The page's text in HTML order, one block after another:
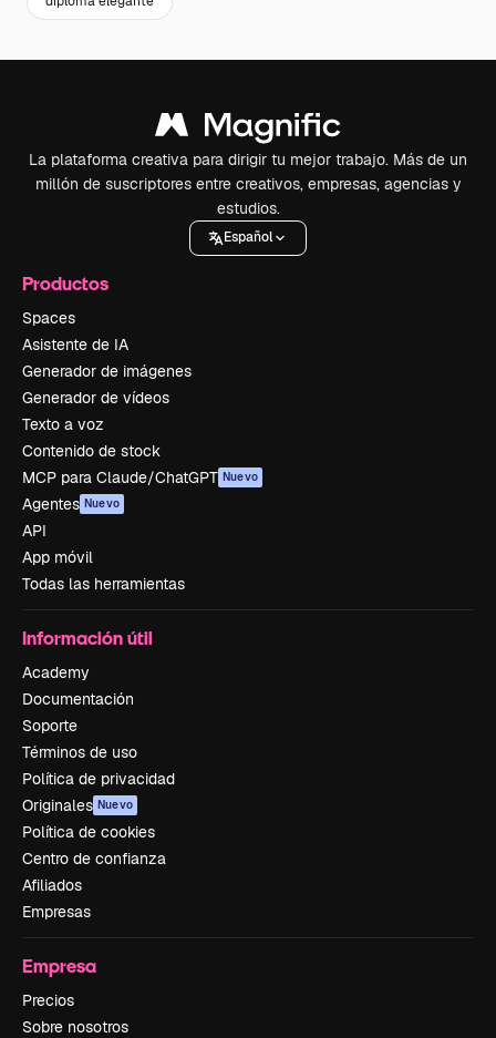
La plataforma creativa para dirigir tu mejor trabajo. Más de un
millón de suscriptores entre creativos, empresas, agencias y
estudios.
Español
Productos
Spaces
Asistente de IA
Generador de imágenes
Generador de vídeos
Texto a voz
Contenido de stock
MCP para Claude/ChatGPT Nuevo
Agentes Nuevo
API
App móvil
Todas las herramientas
Información útil
Academy
Documentación
Soporte
Términos de uso
Política de privacidad
Originales Nuevo
Política de cookies
Centro de confianza
Afiliados
Empresas
Empresa
Precios
Sobre nosotros